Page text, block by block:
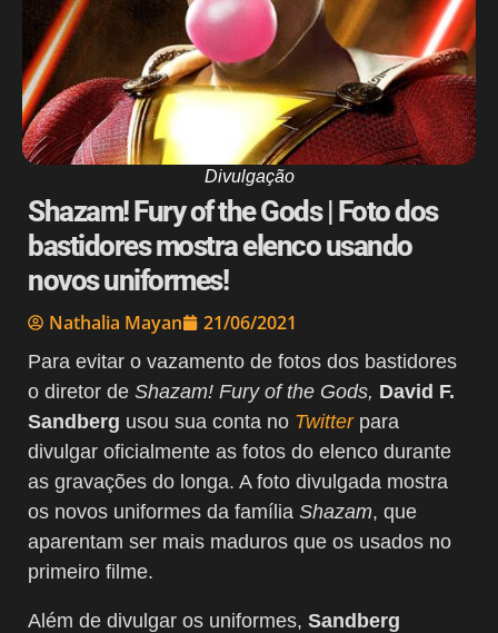
Divulgação
Shazam! Fury of the Gods | Foto dos
bastidores mostra elenco usando
novos uniformes!
Nathalia Mayan 21/06/2021
Para evitar o vazamento de fotos dos bastidores
o diretor de Shazam! Fury of the Gods, David F.
Sandberg usou sua conta no Twitter para
divulgar oficialmente as fotos do elenco durante
as gravações do longa. A foto divulgada mostra
os novos uniformes da família Shazam, que
aparentam ser mais maduros que os usados no
primeiro filme.
Além de divulgar os uniformes, Sandberg